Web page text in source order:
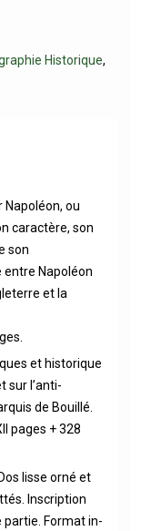
Historique,
ou
caractère, son
son
entre Napoléon
et la
et historique
sur l’anti-
de Bouillé.
pages + 328
lisse orné et
Inscription
Format in-